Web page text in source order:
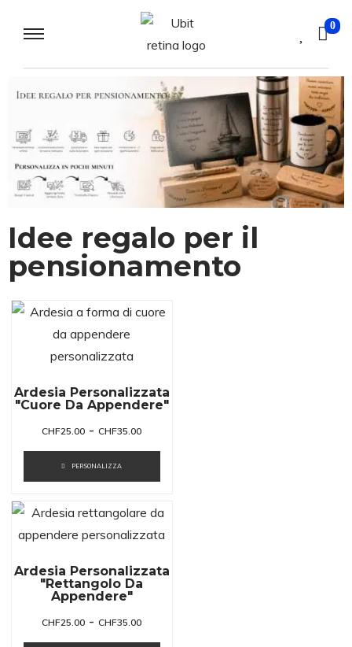
0
Idee regalo per il
pensionamento
Ardesia Personalizzata
"cuore Da Appendere"
CHF25.00 - CHF35.00
PERSONALIZZA
Ardesia Personalizzata
"Rettangolo Da
Appendere"
CHF25.00 - CHF35.00